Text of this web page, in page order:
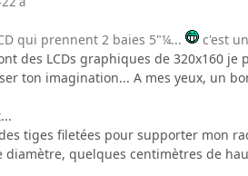
qui prennent 2 baies 5"¼...
c'est
des LCDs graphiques de 320x160 je
ton imagination... A mes yeux, un
tiges filetées pour supporter mon
diamètre, quelques centimètres de